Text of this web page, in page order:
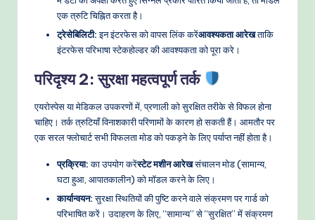
एक त्रुटि चिह्नित करता है।
ट्रेसेबिलिटी:इन इंटरफेस को वापस लिंक करेंआवश्यकता आरेखताकि
इंटरफेस परिभाषा स्टेकहोल्डर की आवश्यकता को पूरा करे।
परिदृश्य 2: सुरक्षा महत्वपूर्ण तर्क
एयरोस्पेस या मेडिकल उपकरणों में, प्रणाली को सुरक्षित तरीके से विफल होना
चाहिए। तर्क त्रुटियाँ विनाशकारी परिणामों के कारण हो सकती हैं। आमतौर पर
एक सरल फ्लोचार्ट सभी विफलता मोड को पकड़ने के लिए पर्याप्त नहीं होता है।
प्रक्रिया:का उपयोग करेंस्टेट मशीन आरेखसंचालन मोड (सामान्य,
घटा हुआ, आपातकालीन) को मॉडल करने के लिए।
कार्यान्वयन:सुरक्षा स्थितियों की पुष्टि करने वाले संक्रमण पर गार्ड को
परिभाषित करें। उदाहरण के लिए, “सामान्य” से “सुरक्षित” में संक्रमण